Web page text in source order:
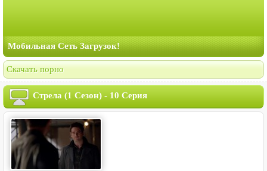
Мобильная Сеть Загрузок!
Скачать порно
Стрела (1 Сезон) - 10 Серия